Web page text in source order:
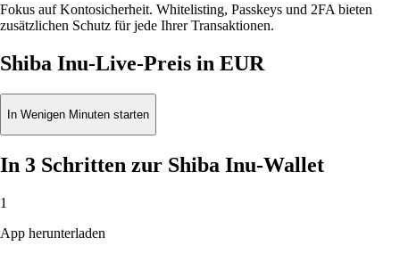
Fokus auf Kontosicherheit. Whitelisting, Passkeys und 2FA bieten
zusätzlichen Schutz für jede Ihrer Transaktionen.
Shiba Inu-Live-Preis in EUR
In Wenigen Minuten starten
In 3 Schritten zur Shiba Inu-Wallet
1
App herunterladen